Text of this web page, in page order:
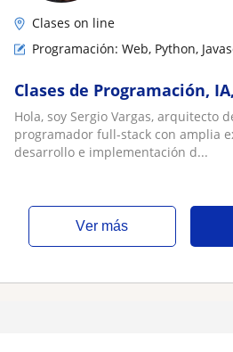
Clases on line
Programación: Web, Python,
Clases de Programación,
Hola, soy Sergio Vargas, arquitecto
programador full-stack con amplia
desarrollo e implementación d...
ver más